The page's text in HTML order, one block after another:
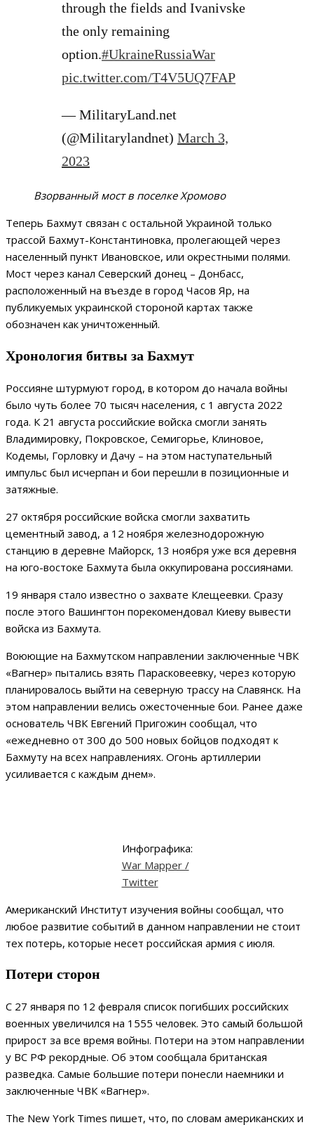
through the fields and Ivanivske
the only remaining
option.#UkraineRussiaWar
pic.twitter.com/T4V5UQ7FAP
— MilitaryLand.net
(@Militarylandnet) March 3,
2023
Взорванный мост в поселке Хромово
Теперь Бахмут связан с остальной Украиной только
трассой Бахмут-Константиновка, пролегающей через
населенный пункт Ивановское, или окрестными полями.
Мост через канал Северский донец – Донбасс,
расположенный на въезде в город Часов Яр, на
публикуемых украинской стороной картах также
обозначен как уничтоженный.
Хронология битвы за Бахмут
Россияне штурмуют город, в котором до начала войны
было чуть более 70 тысяч населения, с 1 августа 2022
года. К 21 августа российские войска смогли занять
Владимировку, Покровское, Семигорье, Клиновое,
Кодемы, Горловку и Дачу – на этом наступательный
импульс был исчерпан и бои перешли в позиционные и
затяжные.
27 октября российские войска смогли захватить
цементный завод, а 12 ноября железнодорожную
станцию в деревне Майорск, 13 ноября уже вся деревня
на юго-востоке Бахмута была оккупирована россиянами.
19 января стало известно о захвате Клещеевки. Сразу
после этого Вашингтон порекомендовал Киеву вывести
войска из Бахмута.
Воюющие на Бахмутском направлении заключенные ЧВК
«Вагнер» пытались взять Парасковеевку, через которую
планировалось выйти на северную трассу на Славянск. На
этом направлении велись ожесточенные бои. Ранее даже
основатель ЧВК Евгений Пригожин сообщал, что
«ежедневно от 300 до 500 новых бойцов подходят к
Бахмуту на всех направлениях. Огонь артиллерии
усиливается с каждым днем».
Инфографика:
War Mapper /
Twitter
Американский Институт изучения войны сообщал, что
любое развитие событий в данном направлении не стоит
тех потерь, которые несет российская армия с июля.
Потери сторон
С 27 января по 12 февраля список погибших российских
военных увеличился на 1555 человек. Это самый большой
прирост за все время войны. Потери на этом направлении
у ВС РФ рекордные. Об этом сообщала британская
разведка. Самые большие потери понесли наемники и
заключенные ЧВК «Вагнер».
The New York Times пишет, что, по словам американских и